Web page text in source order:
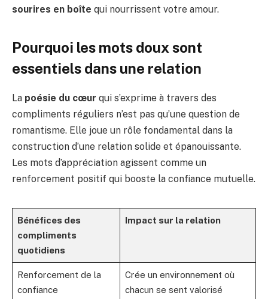
sourires en boîte qui nourrissent votre amour.
Pourquoi les mots doux sont
essentiels dans une relation
La poésie du cœur qui s’exprime à travers des
compliments réguliers n’est pas qu’une question de
romantisme. Elle joue un rôle fondamental dans la
construction d’une relation solide et épanouissante.
Les mots d’appréciation agissent comme un
renforcement positif qui booste la confiance mutuelle.
Bénéfices des
compliments
quotidiens
Impact sur la relation
Renforcement de la
confiance
Crée un environnement où
chacun se sent valorisé